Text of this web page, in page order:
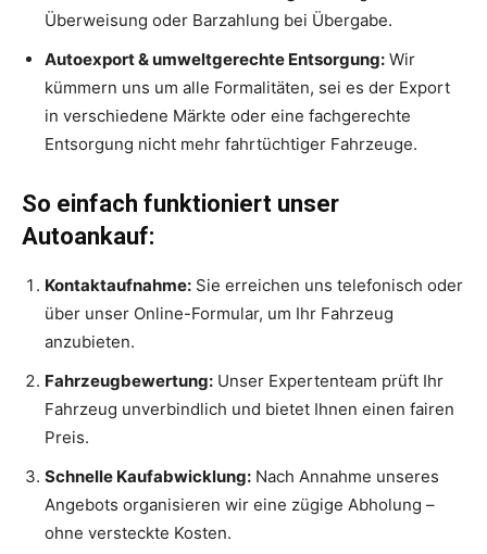
Überweisung oder Barzahlung bei Übergabe.
Autoexport & umweltgerechte Entsorgung: Wir
kümmern uns um alle Formalitäten, sei es der Export
in verschiedene Märkte oder eine fachgerechte
Entsorgung nicht mehr fahrtüchtiger Fahrzeuge.
So einfach funktioniert unser
Autoankauf:
Kontaktaufnahme: Sie erreichen uns telefonisch oder
über unser Online-Formular, um Ihr Fahrzeug
anzubieten.
Fahrzeugbewertung: Unser Expertenteam prüft Ihr
Fahrzeug unverbindlich und bietet Ihnen einen fairen
Preis.
Schnelle Kaufabwicklung: Nach Annahme unseres
Angebots organisieren wir eine zügige Abholung –
ohne versteckte Kosten.